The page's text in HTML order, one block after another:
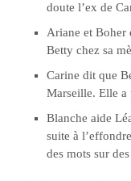
doute l’ex de
Ariane et Boher
Betty chez sa
Carine dit que
Marseille. Elle a
Blanche aide
suite à
des mots sur